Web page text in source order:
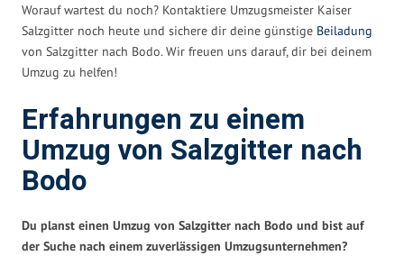
Worauf wartest du noch? Kontaktiere Umzugsmeister Kaiser
Salzgitter noch heute und sichere dir deine günstige Beiladung
von Salzgitter nach Bodo. Wir freuen uns darauf, dir bei deinem
Umzug zu helfen!
Erfahrungen zu einem
Umzug von Salzgitter nach
Bodo
Du planst einen Umzug von Salzgitter nach Bodo und bist auf
der Suche nach einem zuverlässigen Umzugsunternehmen?